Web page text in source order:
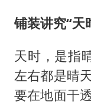
铺装讲究“天
天时，是指
左右都是晴
要在地面干